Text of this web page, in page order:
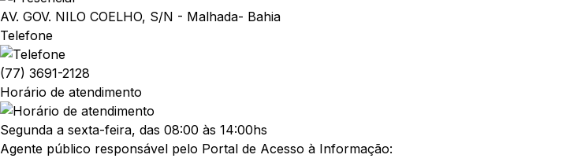
AV. GOV. NILO COELHO, S/N - Malhada- Bahia
Telefone
(77) 3691-2128
Horário de atendimento
Segunda a sexta-feira, das 08:00 às 14:00hs
Agente público responsável pelo Portal de Acesso à Informação: